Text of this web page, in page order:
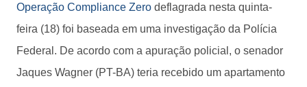
Operação Compliance Zero deflagrada nesta quinta-
feira (18) foi baseada em uma investigação da Polícia
Federal. De acordo com a apuração policial, o senador
Jaques Wagner (PT-BA) teria recebido um apartamento